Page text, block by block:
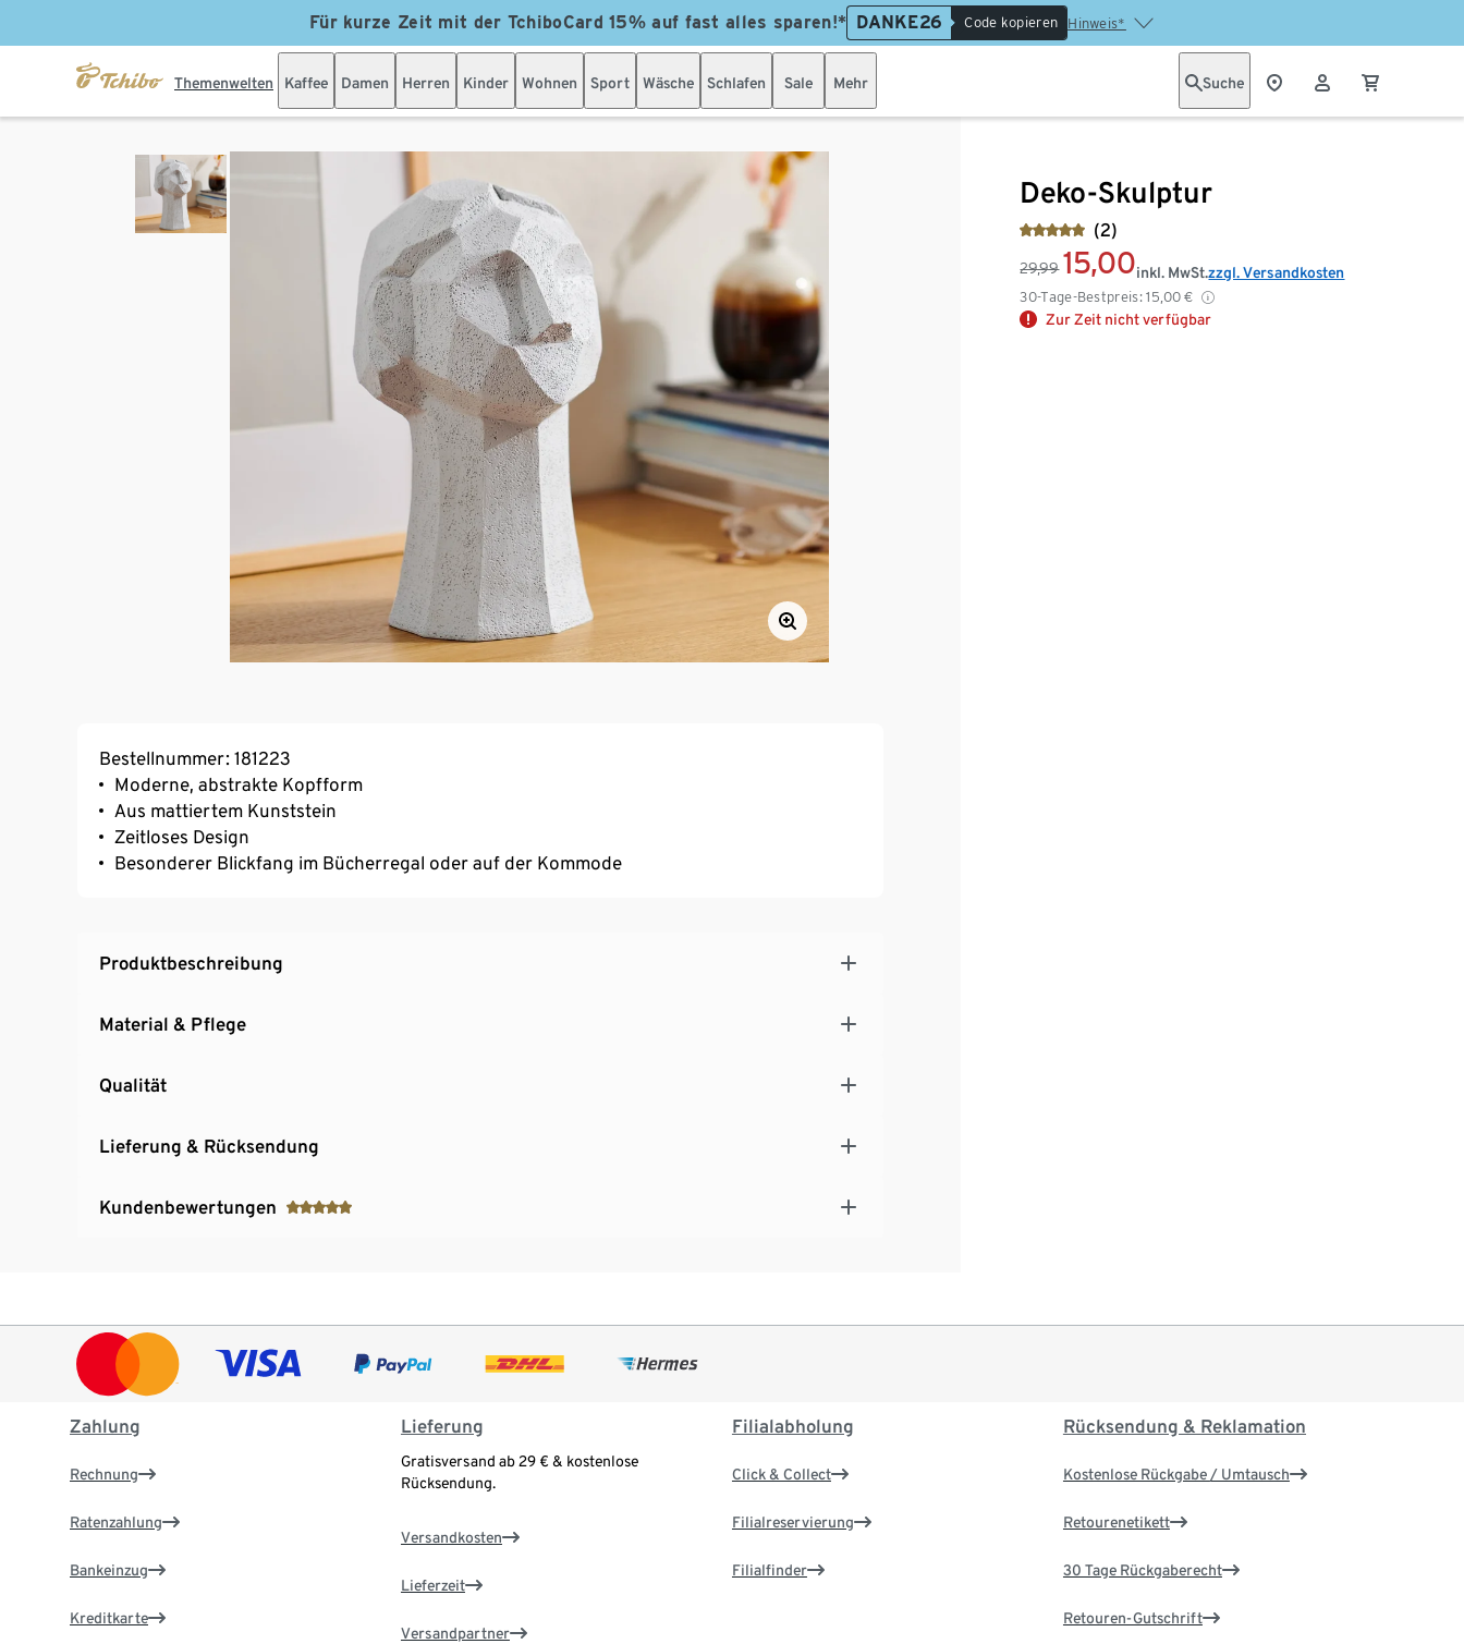
Für kurze Zeit mit der TchiboCard 15% auf fast alles sparen!* DANKE26 Code kopieren Hinweis*
Themenwelten Kaffee Damen Herren Kinder Wohnen Sport Wäsche Schlafen Sale Mehr Suche
Deko-Skulptur
(2)
29,99 15,00
30-Tage-Bestpreis: 15,00 €
inkl. MwSt.zzgl. Versandkosten
Zur Zeit nicht verfügbar
Bestellnummer: 181223
Moderne, abstrakte Kopfform
Aus mattiertem Kunststein
Zeitloses Design
Besonderer Blickfang im Bücherregal oder auf der Kommode
Produktbeschreibung
Material & Pflege
Qualität
Lieferung & Rücksendung
Kundenbewertungen
Zahlung
Rechnung
Ratenzahlung
Bankeinzug
Kreditkarte
Lieferung
Gratisversand ab 29 € & kostenlose
Rücksendung.
Versandkosten
Lieferzeit
Versandpartner
Filialabholung
Click & Collect
Filialreservierung
Filialfinder
Rücksendung & Reklamation
Kostenlose Rückgabe / Umtausch
Retourenetikett
30 Tage Rückgaberecht
Retouren-Gutschrift